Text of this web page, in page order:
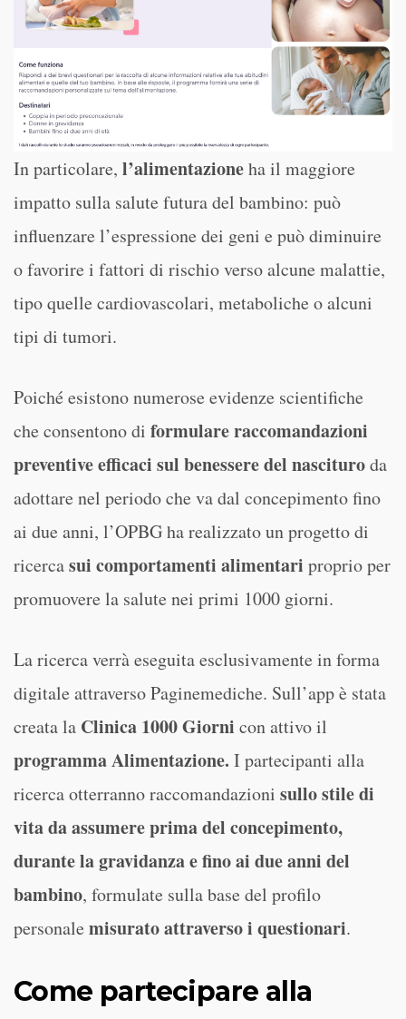
In particolare, l’alimentazioneha il maggiore
impatto sulla salute futura del bambino: può
influenzare l’espressione dei geni e può diminuire
o favorire i fattori di rischio verso alcune malattie,
tipo quelle cardiovascolari, metaboliche o alcuni
tipi di tumori.
Poiché esistono numerose evidenze scientifiche
che consentono di formulare raccomandazioni
preventive efficaci sul benessere del nascituroda
adottare nel periodo che va dal concepimento fino
ai due anni, l’OPBG ha realizzato un progetto di
ricercasui comportamenti alimentari proprio per
promuovere la salute nei primi 1000 giorni.
La ricerca verrà eseguita esclusivamente in forma
digitale attraverso Paginemediche. Sull’app è stata
creata la Clinica 1000 Giorni con attivo il
programmaAlimentazione. I partecipanti alla
ricerca otterranno raccomandazioni sullo stile di
vita da assumere prima del concepimento,
durante la gravidanza e fino ai due anni del
bambino, formulate sulla base del profilo
personale misurato attraverso i questionari.
Come partecipare alla